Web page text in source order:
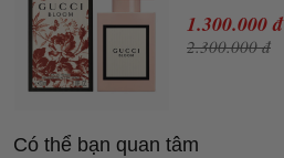
1.300.000 đ
2.300.000 đ
Có thể bạn quan tâm